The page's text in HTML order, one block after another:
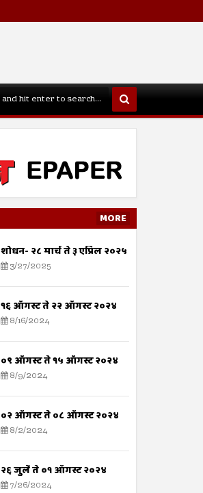
MORE
शोधन- २८ मार्च ते ३ एप्रिल २०२५
3/27/2025
१६ ऑगस्ट ते २२ ऑगस्ट २०२४
8/16/2024
०९ ऑगस्ट ते १५ ऑगस्ट २०२४
8/9/2024
०२ ऑगस्ट ते ०८ ऑगस्ट २०२४
8/2/2024
२६ जुलै ते ०१ ऑगस्ट २०२४
7/26/2024